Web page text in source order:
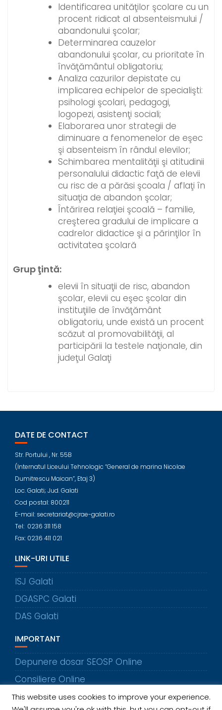
Identificarea unităţilor şcolare cu un
procent ridicat al absenteismului /
abandonului şcolar;
Determinarea cauzelor
abandonului şcolar, cu prioritate în
învăţământul obligatoriu;
Analiza cazurilor depistate cu
implicarea echipelor de specialişti:
psihologi şcolari, pedagogi,
logopezi, asistenţi sociali;
Elaborarea unor strategii de
diminuare a fenomenelor de eşec
şi absenteism în rândul elevilor;
Schimbarea mentalităţii şi atitudinii
personalului didactic faţă de elevii
cu risc de a părăsi şcoala / aflaţi în
situaţia de abandon şcolar;
Întărirea relaţiei şcoală – familie,
creşterea gradului de implicare a
cadrelor didactice şi a părinţilor în
activitatea şcolară
Grup ţintă:
elevii în situaţii de risc, abandon
şcolar, elevii cu eşec şcolar din
instituţiile de învăţământ
obligatoriu, unde există un procent
scăzut al promovabilităţii, al
participării la testele naţionale, din
judeţul Galaţi
DATE DE CONTACT
Str. Portului , Nr. 55B
(Internatul Liceului Tehnologic “General de marina Nicolae
Dumitrescu Maican”, Etaj 3)
Loc. Galati; Jud. Galati
Cod postal: 800211
E-mail: secretariat@cjrae-galati.ro
Tel: 0236 311 158
Fax: 0236 411 021
LINK-URI UTILE
ISJ Galati
DGASPC Galati
DAS Galati
IMPORTANT
Depunere dosar SEOSP Online
Consiliere Online
CAUTA IN SITE
This website uses cookies to improve your experience.